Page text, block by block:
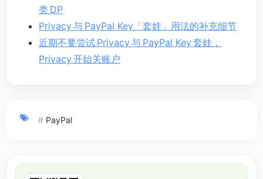
类 DP
Privacy 与 PayPal Key「套娃」用法的补充细节
近期不要尝试 Privacy 与 PayPal Key 套娃，
Privacy 开始关账户
# PayPal